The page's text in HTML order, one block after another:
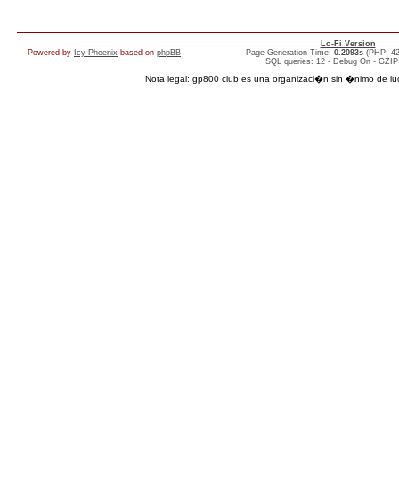
Powered by Icy Phoenix based on phpBB
Lo-Fi Version
Page Generation Time: 0.2093s (PHP:
SQL queries: 12 - Debug On -
Nota legal: gp800 club es una organizaci�n sin �nimo de